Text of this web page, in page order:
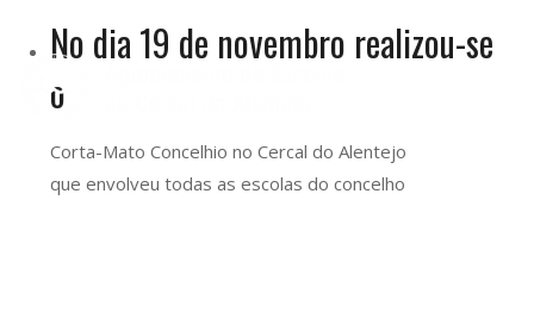
No dia 19 de novembro realizou-se
o
Corta-Mato Concelhio no Cercal do Alentejo
que envolveu todas as escolas do concelho